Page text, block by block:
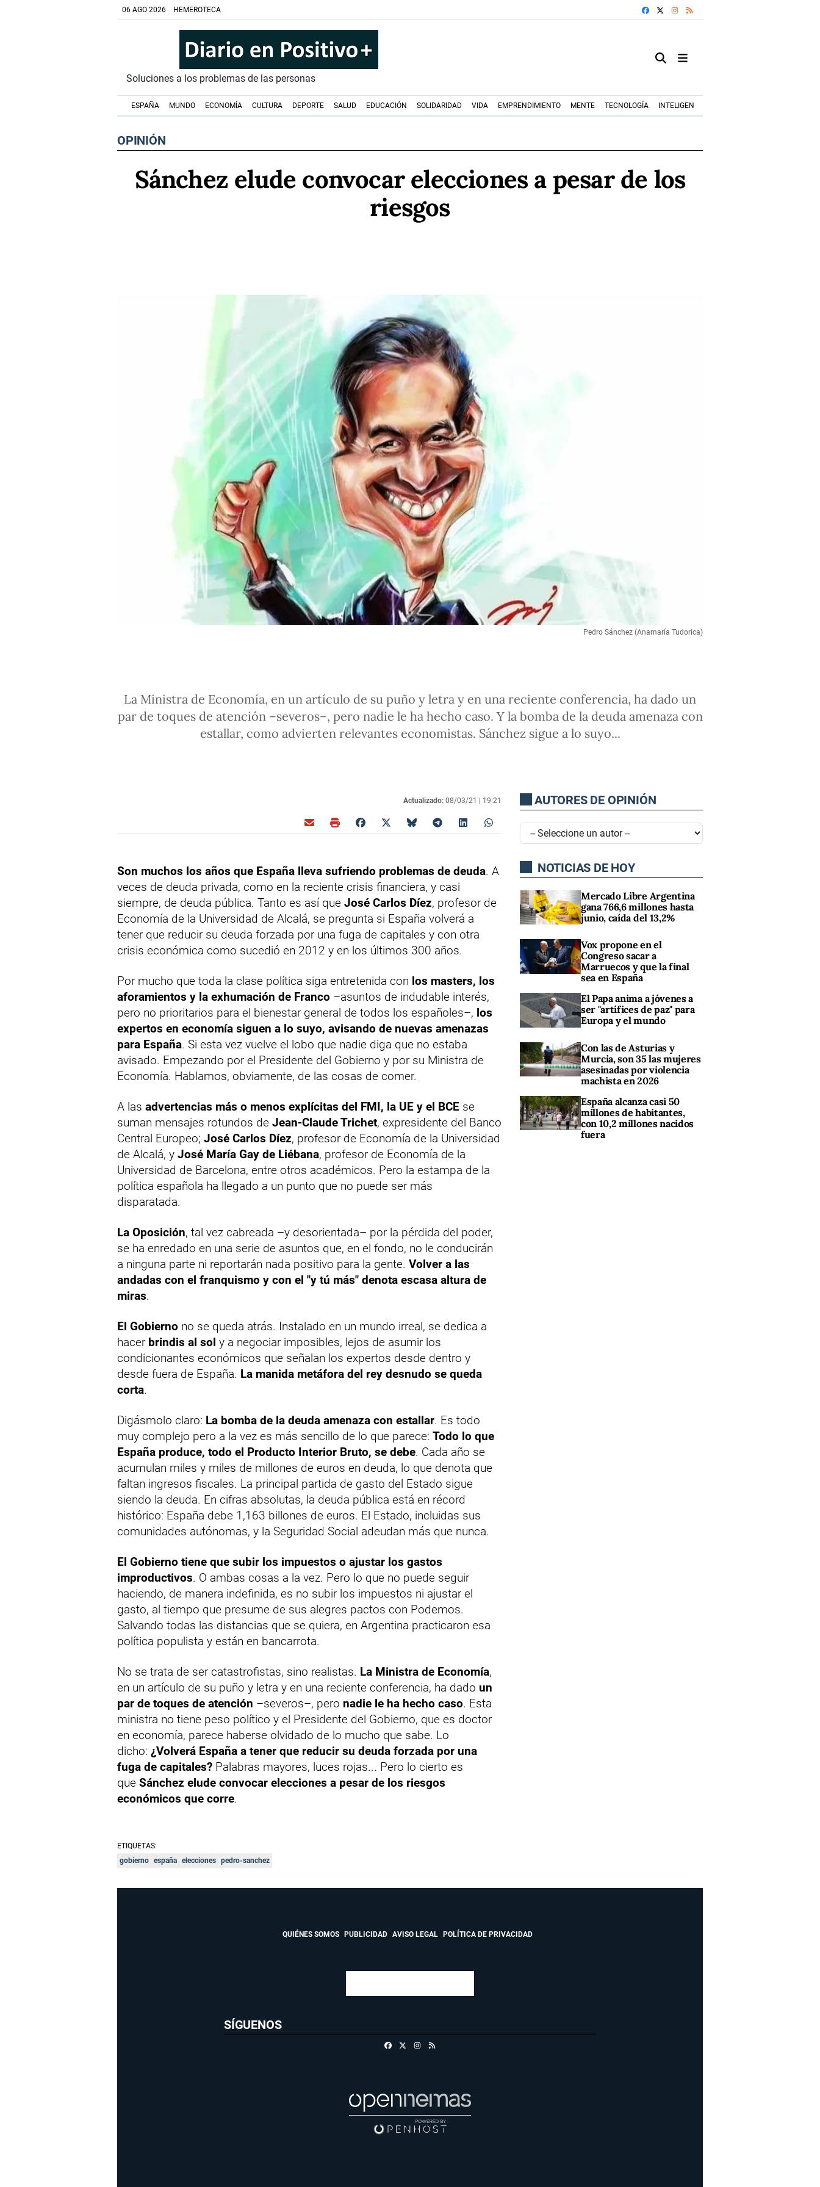
06 AGO 2026 HEMEROTECA FACEBOOKINSTAGRAM
Soluciones a los problemas de las personas
ESPAÑA MUNDO ECONOMÍA CULTURA DEPORTE SALUD EDUCACIÓN SOLIDARIDAD VIDA EMPRENDIMIENTO MENTE TECNOLOGÍA INTELIGENCIA ARTIFICIAL
OPINIÓN
Sánchez elude convocar elecciones a pesar de los
riesgos
Pedro Sánchez (Anamaría Tudorica)
La Ministra de Economía, en un artículo de su puño y letra y en una reciente conferencia, ha dado un
par de toques de atención –severos–, pero nadie le ha hecho caso. Y la bomba de la deuda amenaza con
estallar, como advierten relevantes economistas. Sánchez sigue a lo suyo...
Actualizado: 08/03/21 | 19:21
Son muchos los años que España lleva sufriendo problemas de deuda. A
veces de deuda privada, como en la reciente crisis financiera, y casi
siempre, de deuda pública. Tanto es así que José Carlos Díez, profesor de
Economía de la Universidad de Alcalá, se pregunta si España volverá a
tener que reducir su deuda forzada por una fuga de capitales y con otra
crisis económica como sucedió en 2012 y en los últimos 300 años.
Por mucho que toda la clase política siga entretenida con los masters, los
aforamientos y la exhumación de Franco –asuntos de indudable interés,
pero no prioritarios para el bienestar general de todos los españoles–, los
expertos en economía siguen a lo suyo, avisando de nuevas amenazas
para España. Si esta vez vuelve el lobo que nadie diga que no estaba
avisado. Empezando por el Presidente del Gobierno y por su Ministra de
Economía. Hablamos, obviamente, de las cosas de comer.
A las advertencias más o menos explícitas del FMI, la UE y el BCE se
suman mensajes rotundos de Jean-Claude Trichet, expresidente del Banco
Central Europeo; José Carlos Díez, profesor de Economía de la Universidad
de Alcalá, y José María Gay de Liébana, profesor de Economía de la
Universidad de Barcelona, entre otros académicos. Pero la estampa de la
política española ha llegado a un punto que no puede ser más
disparatada.
La Oposición, tal vez cabreada –y desorientada– por la pérdida del poder,
se ha enredado en una serie de asuntos que, en el fondo, no le conducirán
a ninguna parte ni reportarán nada positivo para la gente. Volver a las
andadas con el franquismo y con el "y tú más" denota escasa altura de
miras.
El Gobierno no se queda atrás. Instalado en un mundo irreal, se dedica a
hacer brindis al sol y a negociar imposibles, lejos de asumir los
condicionantes económicos que señalan los expertos desde dentro y
desde fuera de España. La manida metáfora del rey desnudo se queda
corta.
Digásmolo claro: La bomba de la deuda amenaza con estallar. Es todo
muy complejo pero a la vez es más sencillo de lo que parece: Todo lo que
España produce, todo el Producto Interior Bruto, se debe. Cada año se
acumulan miles y miles de millones de euros en deuda, lo que denota que
faltan ingresos fiscales. La principal partida de gasto del Estado sigue
siendo la deuda. En cifras absolutas, la deuda pública está en récord
histórico: España debe 1,163 billones de euros. El Estado, incluidas sus
comunidades autónomas, y la Seguridad Social adeudan más que nunca.
El Gobierno tiene que subir los impuestos o ajustar los gastos
improductivos. O ambas cosas a la vez. Pero lo que no puede seguir
haciendo, de manera indefinida, es no subir los impuestos ni ajustar el
gasto, al tiempo que presume de sus alegres pactos con Podemos.
Salvando todas las distancias que se quiera, en Argentina practicaron esa
política populista y están en bancarrota.
No se trata de ser catastrofistas, sino realistas. La Ministra de Economía,
en un artículo de su puño y letra y en una reciente conferencia, ha dado un
par de toques de atención –severos–, pero nadie le ha hecho caso. Esta
ministra no tiene peso político y el Presidente del Gobierno, que es doctor
en economía, parece haberse olvidado de lo mucho que sabe. Lo
dicho: ¿Volverá España a tener que reducir su deuda forzada por una
fuga de capitales? Palabras mayores, luces rojas... Pero lo cierto es
que Sánchez elude convocar elecciones a pesar de los riesgos
económicos que corre.
ETIQUETAS:
gobierno españa elecciones pedro-sanchez
AUTORES DE OPINIÓN
NOTICIAS DE HOY
Mercado Libre Argentina
gana 766,6 millones hasta
junio, caída del 13,2%
Vox propone en el
Congreso sacar a
Marruecos y que la final
sea en España
El Papa anima a jóvenes a
ser "artífices de paz" para
Europa y el mundo
Con las de Asturias y
Murcia, son 35 las mujeres
asesinadas por violencia
machista en 2026
España alcanza casi 50
millones de habitantes,
con 10,2 millones nacidos
fuera
QUIÉNES SOMOS PUBLICIDAD AVISO LEGAL POLÍTICA DE PRIVACIDAD
SÍGUENOS
FacebookInstagram